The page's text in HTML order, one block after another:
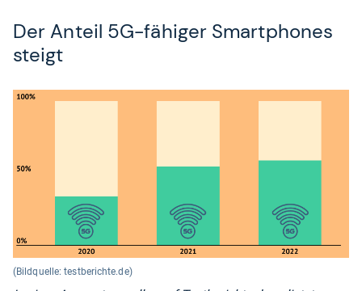
Der Anteil 5G-fähiger Smartphones
steigt
(Bildquelle: testberichte.de)